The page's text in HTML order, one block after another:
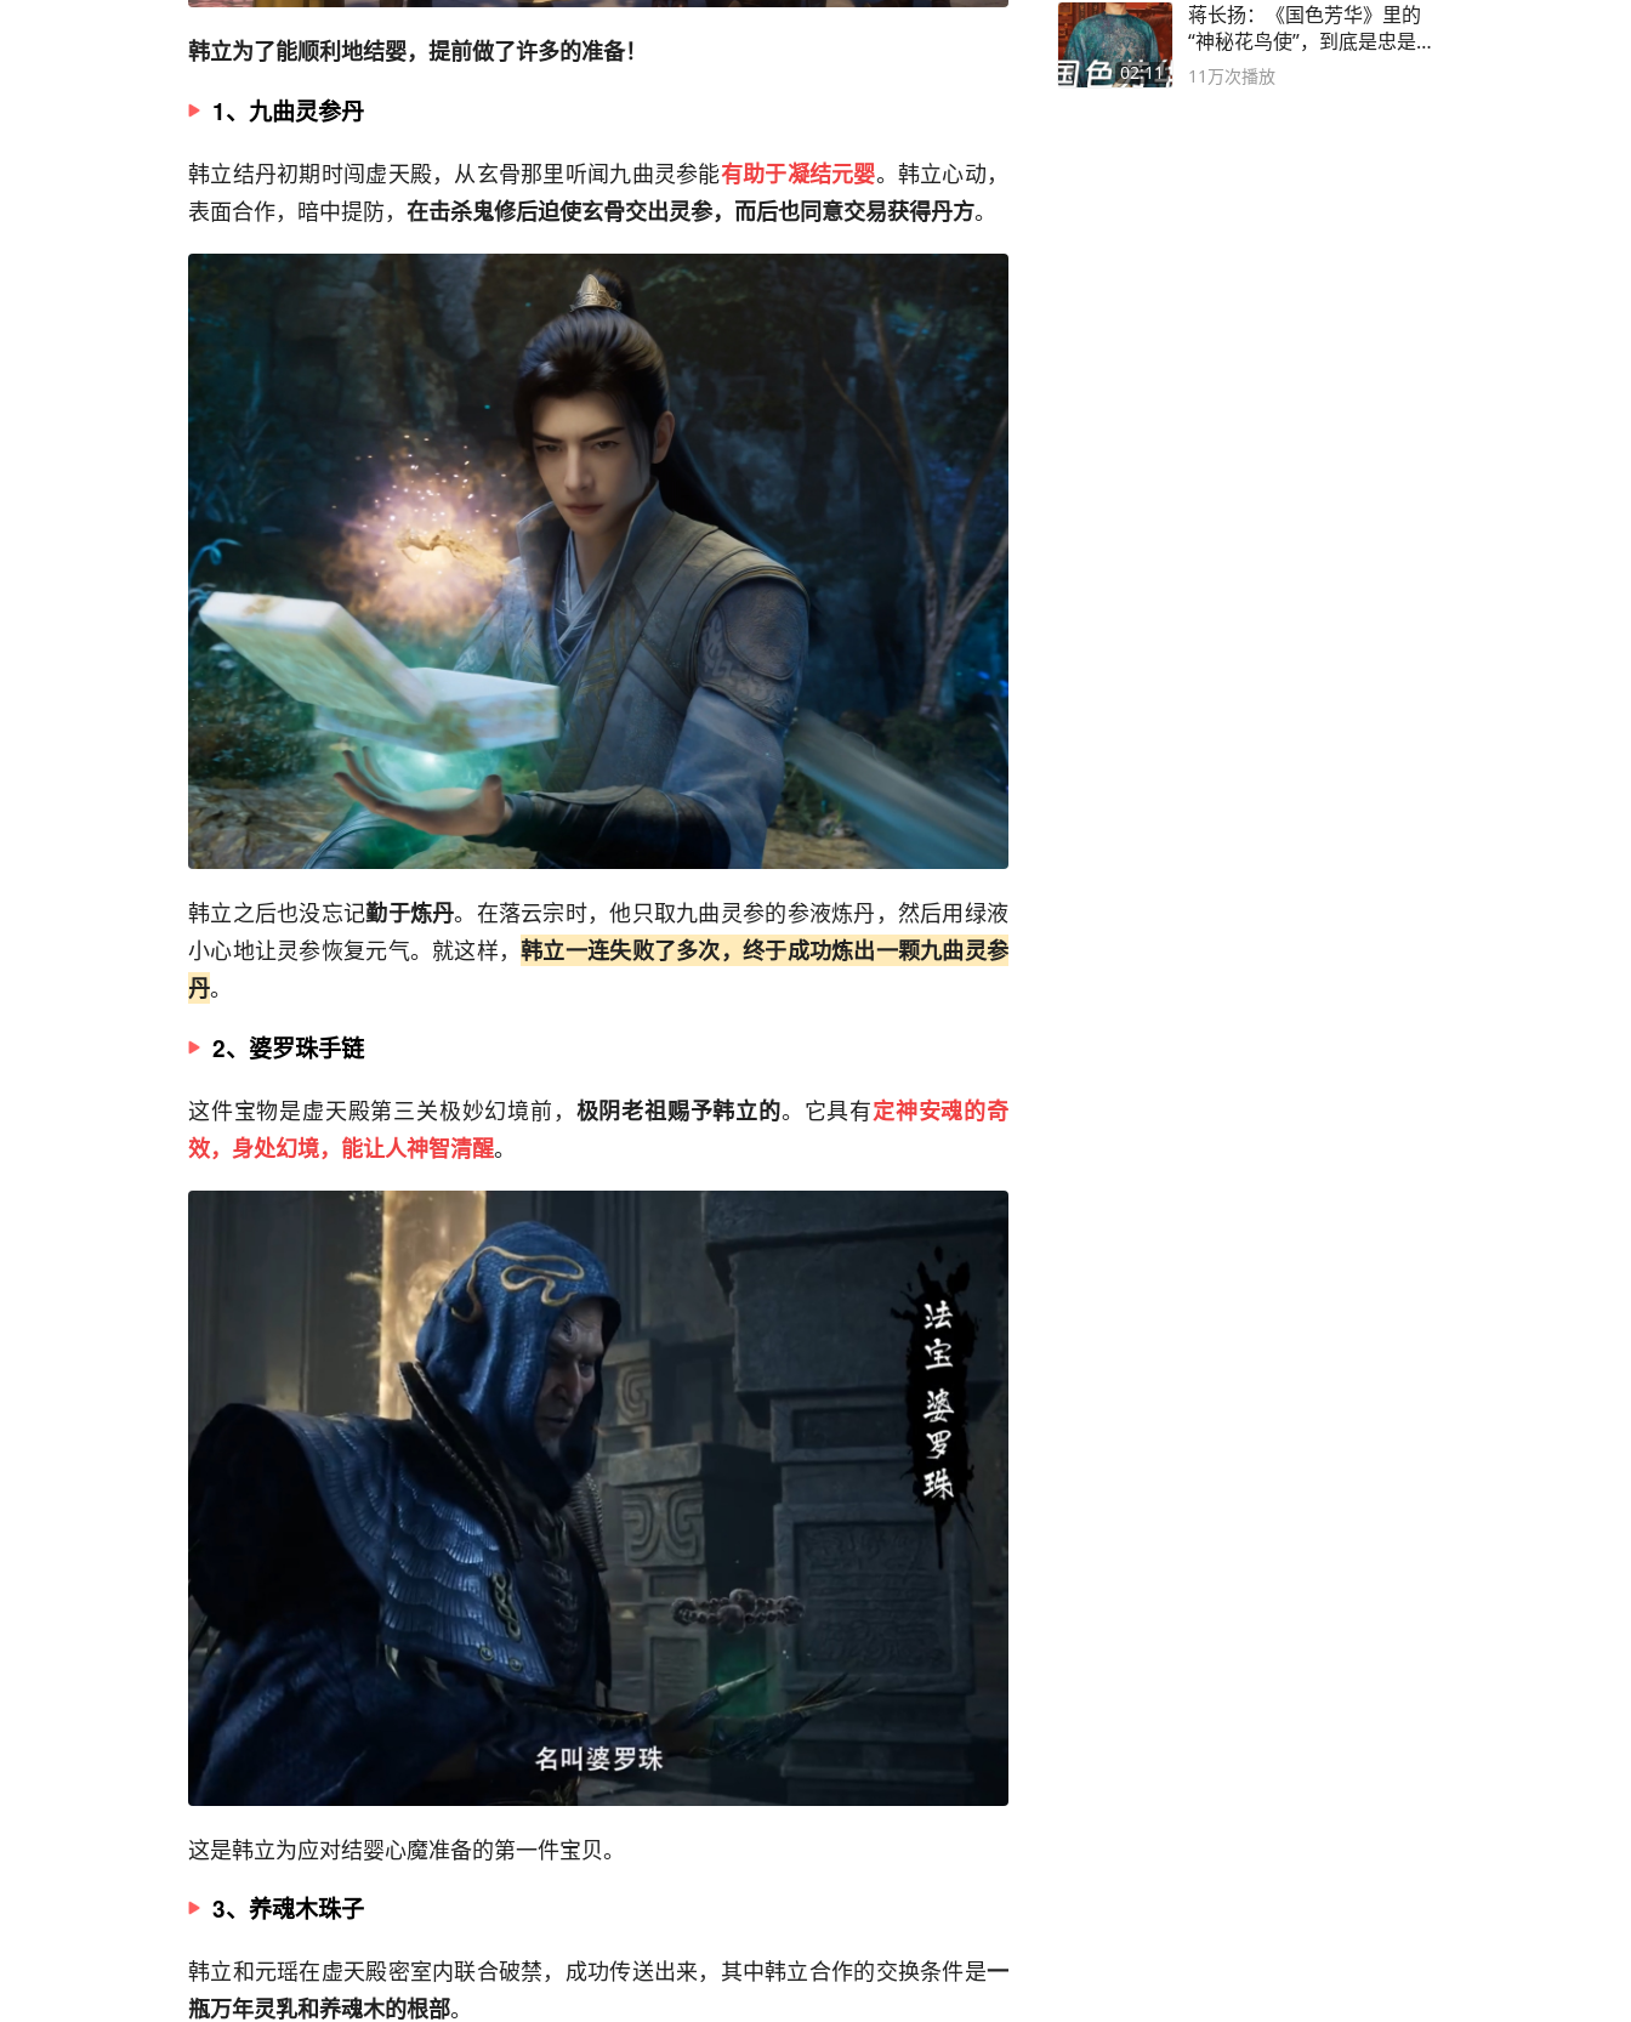
韩立为了能顺利地结婴，提前做了许多的准备！
1、九曲灵参丹
韩立结丹初期时闯虚天殿，从玄骨那里听闻九曲灵参能有助于凝结元婴。韩立心动，
表面合作，暗中提防， 在击杀鬼修后迫使玄骨交出灵参，而后也同意交易获得丹方。
韩立之后也没忘记勤于炼丹。在落云宗时，他只取九曲灵参的参液炼丹，然后用绿液
小心地让灵参恢复元气。就这样，韩立一连失败了多次，终于成功炼出一颗九曲灵参
丹。
2、婆罗珠手链
这件宝物是虚天殿第三关极妙幻境前， 极阴老祖赐予韩立的。它具有定神安魂的奇
效，身处幻境，能让人神智清醒。
这是韩立为应对结婴心魔准备的第一件宝贝。
3、养魂木珠子
韩立和元瑶在虚天殿密室内联合破禁，成功传送出来，其中韩立合作的交换条件是一
瓶万年灵乳和养魂木的根部。
02:11
蒋长扬：《国色芳华》里的
“神秘花鸟使”，到底是忠是
奸？
11万次播放